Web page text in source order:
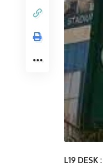
L19 DESK :